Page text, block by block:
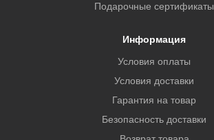
Подарочные сертификаты
Информация
Условия оплаты
Условия доставки
Гарантия на товар
Безопасность доставки